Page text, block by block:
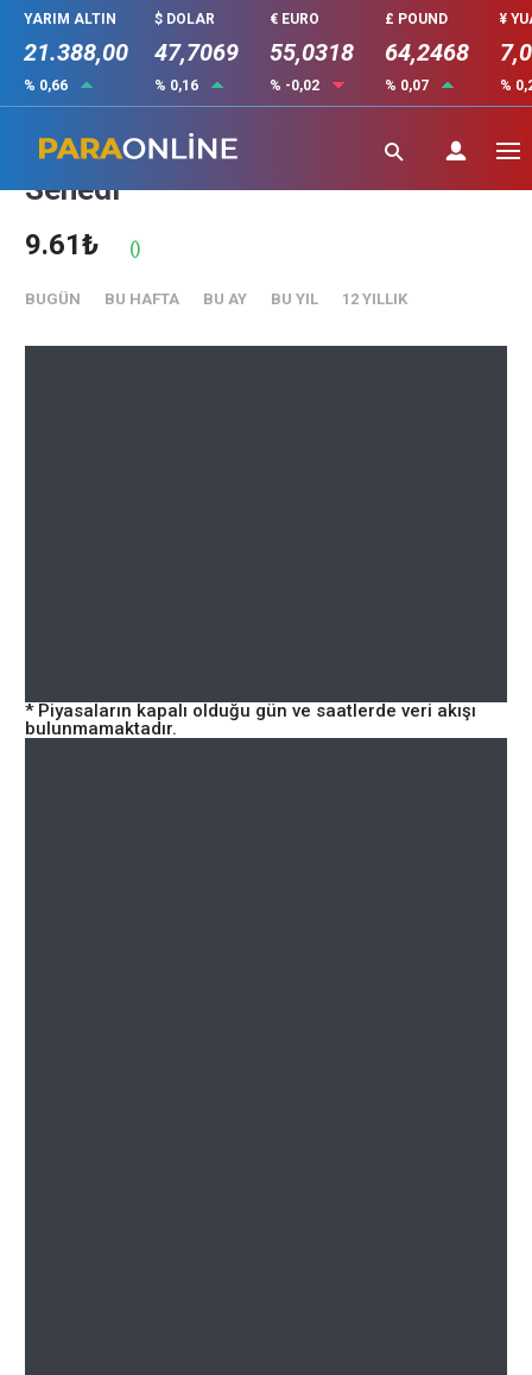
YARIM ALTIN
21.388,00
% 0,66
$ DOLAR
47,7069
% 0,16
€ EURO
55,0318
% -0,02
£ POUND
64,2468
% 0,07
¥
%
KORAY GMYO (KGYO) Hisse
Senedi
9.61₺ ()
BUGÜN BU HAFTA BU AY BU YIL 12 YILLIK
* Piyasaların kapalı olduğu gün ve saatlerde veri akışı
bulunmamaktadır.